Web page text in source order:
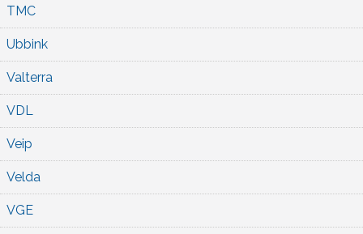
TMC
Ubbink
Valterra
VDL
Veip
Velda
VGE